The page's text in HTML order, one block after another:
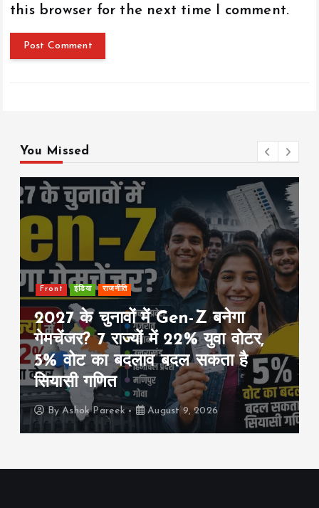
this browser for the next time I comment.
You Missed
में Gen-Z बनेगा
में 22% युवा वोटर,
बदल सकता है
August 9, 2026
education Front इंडिया
IIT दिल्ली में PM
सीख: “सिर्फ सवाल
भी खोजिए”,
विकसित भारत
By Ashok Pareek